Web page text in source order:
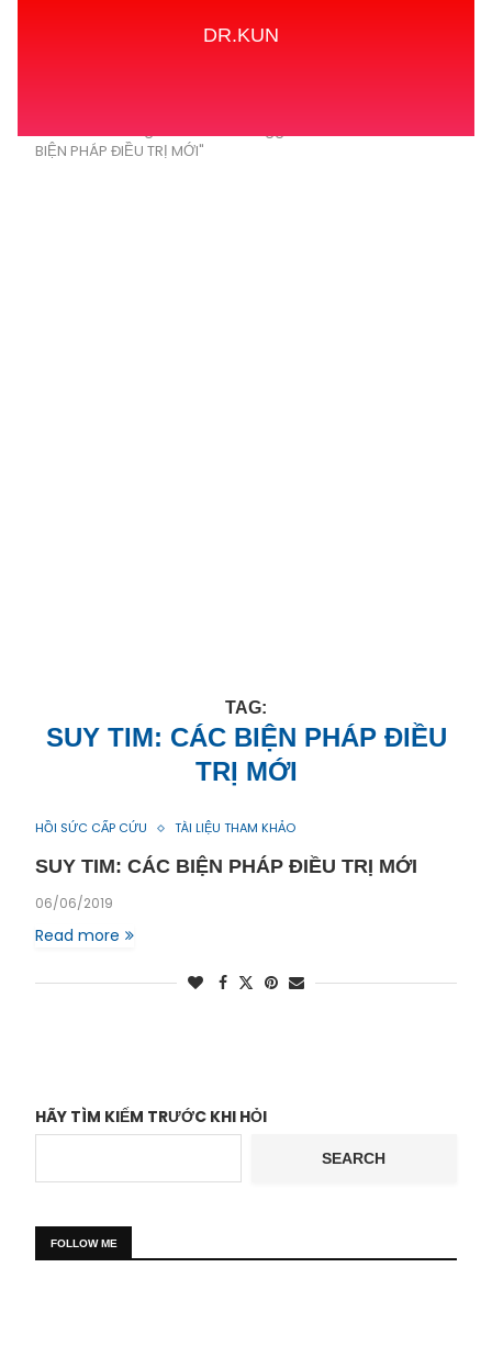
DR.KUN
BIỆN PHÁP ĐIỀU TRỊ MỚI"
TAG:
SUY TIM: CÁC BIỆN PHÁP ĐIỀU
TRỊ MỚI
HỒI SỨC CẤP CỨU TÀI LIỆU THAM KHẢO
SUY TIM: CÁC BIỆN PHÁP ĐIỀU TRỊ MỚI
06/06/2019
Read more
HÃY TÌM KIẾM TRƯỚC KHI HỎI
SEARCH
FOLLOW ME